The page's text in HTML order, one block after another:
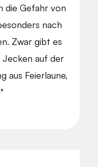
die Gefahr von
nach
Zwar gibt es
auf der
aus Feierlaune,